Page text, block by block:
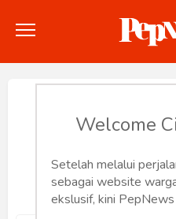
Politik
Konstitusi
Reset
Input your email
Welcome
Setelah melalui
sebagai website
ekslusif, kini